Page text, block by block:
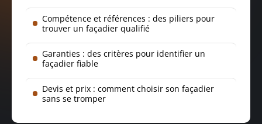
Compétence et références : des piliers pour
trouver un façadier qualifié
Garanties : des critères pour identifier un
façadier fiable
Devis et prix : comment choisir son façadier
sans se tromper